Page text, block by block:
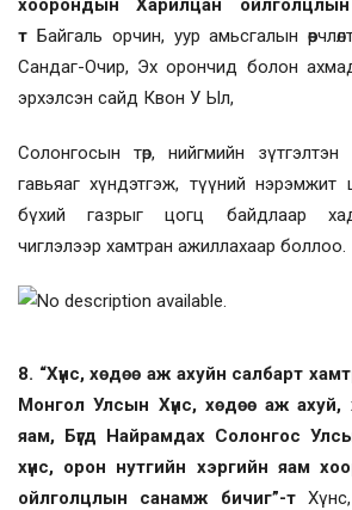
хоорондын Харилцан
т Байгаль орчин, уур амьсгалын
Сандаг-Очир, Эх орончид болон
эрхэлсэн сайд Квон У Ыл,
Солонгосын төр, нийгмийн
гавьяаг хүндэтгэж, түүний нэрэмжит
бүхий газрыг цогц байдлаар
чиглэлээр хамтран ажиллахаар боллоо.
8. “Хүнс, хөдөө аж ахуйн салбарт
Монгол Улсын Хүнс, хөдөө аж ахуй,
яам, Бүгд Найрамдах Солонгос
хүнс, орон нутгийн хэргийн яам
ойлголцлын санамж бичиг”-т Хүнс,